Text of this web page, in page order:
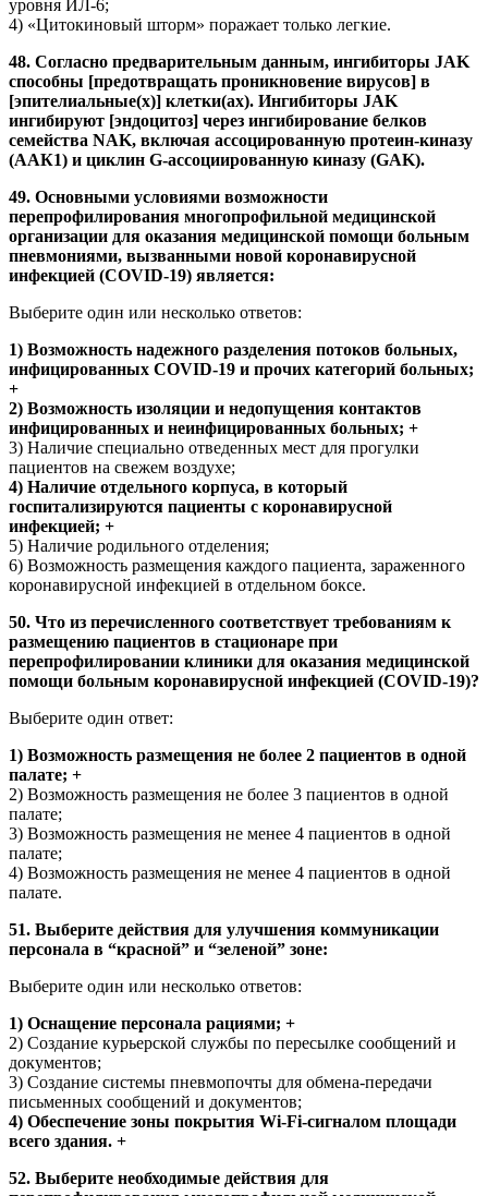
уровня ИЛ-6;
4) «Цитокиновый шторм» поражает только легкие.
48. Согласно предварительным данным, ингибиторы JAK
способны [предотвращать проникновение вирусов] в
[эпителиальные(х)] клетки(ах). Ингибиторы JAK
ингибируют [эндоцитоз] через ингибирование белков
семейства NAK, включая ассоцированную протеин-киназу
(ААК1) и циклин G-ассоциированную киназу (GAK).
49. Основными условиями возможности
перепрофилирования многопрофильной медицинской
организации для оказания медицинской помощи больным
пневмониями, вызванными новой коронавирусной
инфекцией (COVID-19) является:
Выберите один или несколько ответов:
1) Возможность надежного разделения потоков больных,
инфицированных COVID-19 и прочих категорий больных;
+
2) Возможность изоляции и недопущения контактов
инфицированных и неинфицированных больных; +
3) Наличие специально отведенных мест для прогулки
пациентов на свежем воздухе;
4) Наличие отдельного корпуса, в который
госпитализируются пациенты с коронавирусной
инфекцией; +
5) Наличие родильного отделения;
6) Возможность размещения каждого пациента, зараженного
коронавирусной инфекцией в отдельном боксе.
50. Что из перечисленного соответствует требованиям к
размещению пациентов в стационаре при
перепрофилировании клиники для оказания медицинской
помощи больным коронавирусной инфекцией (COVID-19)?
Выберите один ответ:
1) Возможность размещения не более 2 пациентов в одной
палате; +
2) Возможность размещения не более 3 пациентов в одной
палате;
3) Возможность размещения не менее 4 пациентов в одной
палате;
4) Возможность размещения не менее 4 пациентов в одной
палате.
51. Выберите действия для улучшения коммуникации
персонала в “красной” и “зеленой” зоне:
Выберите один или несколько ответов:
1) Оснащение персонала рациями; +
2) Создание курьерской службы по пересылке сообщений и
документов;
3) Создание системы пневмопочты для обмена-передачи
письменных сообщений и документов;
4) Обеспечение зоны покрытия Wi-Fi-сигналом площади
всего здания. +
52. Выберите необходимые действия для